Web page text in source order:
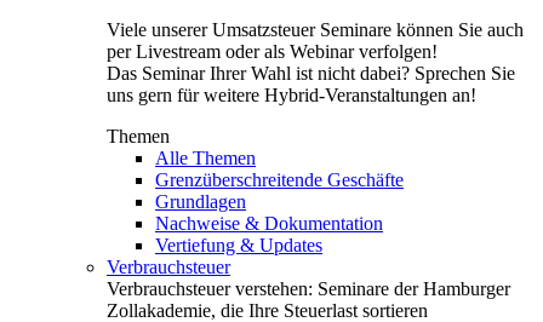
Viele unserer Umsatzsteuer Seminare können Sie auch
per Livestream oder als Webinar verfolgen!
Das Seminar Ihrer Wahl ist nicht dabei? Sprechen Sie
uns gern für weitere Hybrid-Veranstaltungen an!
Themen
Alle Themen
Grenzüberschreitende Geschäfte
Grundlagen
Nachweise & Dokumentation
Vertiefung & Updates
Verbrauchsteuer
Verbrauchsteuer verstehen: Seminare der Hamburger
Zollakademie, die Ihre Steuerlast sortieren